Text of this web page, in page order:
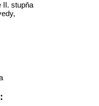
II. stupňa